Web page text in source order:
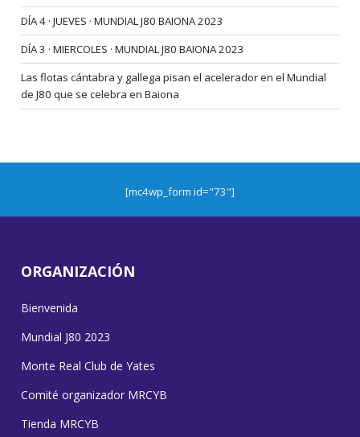
DÍA 4 · JUEVES · MUNDIAL J80 BAIONA 2023
DÍA 3 · MIERCOLES · MUNDIAL J80 BAIONA 2023
Las flotas cántabra y gallega pisan el acelerador en el Mundial
de J80 que se celebra en Baiona
[mc4wp_form id="73"]
ORGANIZACIÓN
Bienvenida
Mundial J80 2023
Monte Real Club de Yates
Comité organizador MRCYB
Tienda MRCYB